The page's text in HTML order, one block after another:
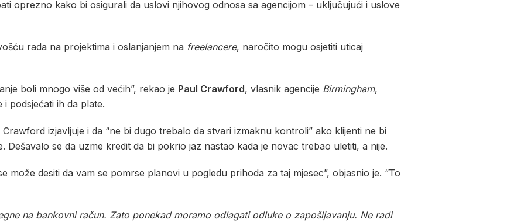
oprezno kako bi osigurali da uslovi njihovog odnosa sa agencijom – uključujući i uslove
rada na projektima i oslanjanjem na freelancere, naročito mogu osjetiti uticaj
boli mnogo više od većih”, rekao je Paul Crawford, vlasnik agencije Birmingham,
podsjećati ih da plate.
izjavljuje i da “ne bi dugo trebalo da stvari izmaknu kontroli” ako klijenti ne bi
Dešavalo se da uzme kredit da bi pokrio jaz nastao kada je novac trebao uletiti, a nije.
može desiti da vam se pomrse planovi u pogledu prihoda za taj mjesec”, objasnio je. “To
na bankovni račun. Zato ponekad moramo odlagati odluke o zapošljavanju. Ne radi